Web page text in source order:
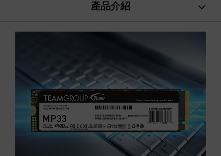
產品介紹